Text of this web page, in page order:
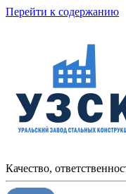
Перейти к содержанию
Качество,